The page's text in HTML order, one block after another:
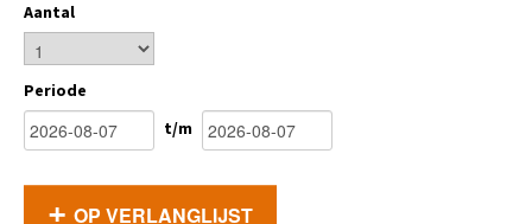
Aantal
Periode
t/m
OP VERLANGLIJST